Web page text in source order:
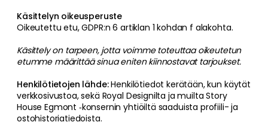
Käsittelyn oikeusperuste
Oikeutettu etu, GDPR:n 6 artiklan 1 kohdan f alakohta.
Käsittely on tarpeen, jotta voimme toteuttaa oikeutetun
etumme määrittää sinua eniten kiinnostavat tarjoukset.
Henkilötietojen lähde:Henkilötiedot kerätään, kun käytät
verkkosivustoa, sekä Royal Designilta ja muilta Story
House Egmont ‑konsernin yhtiöiltä saaduista profiili- ja
ostohistoriatiedoista.